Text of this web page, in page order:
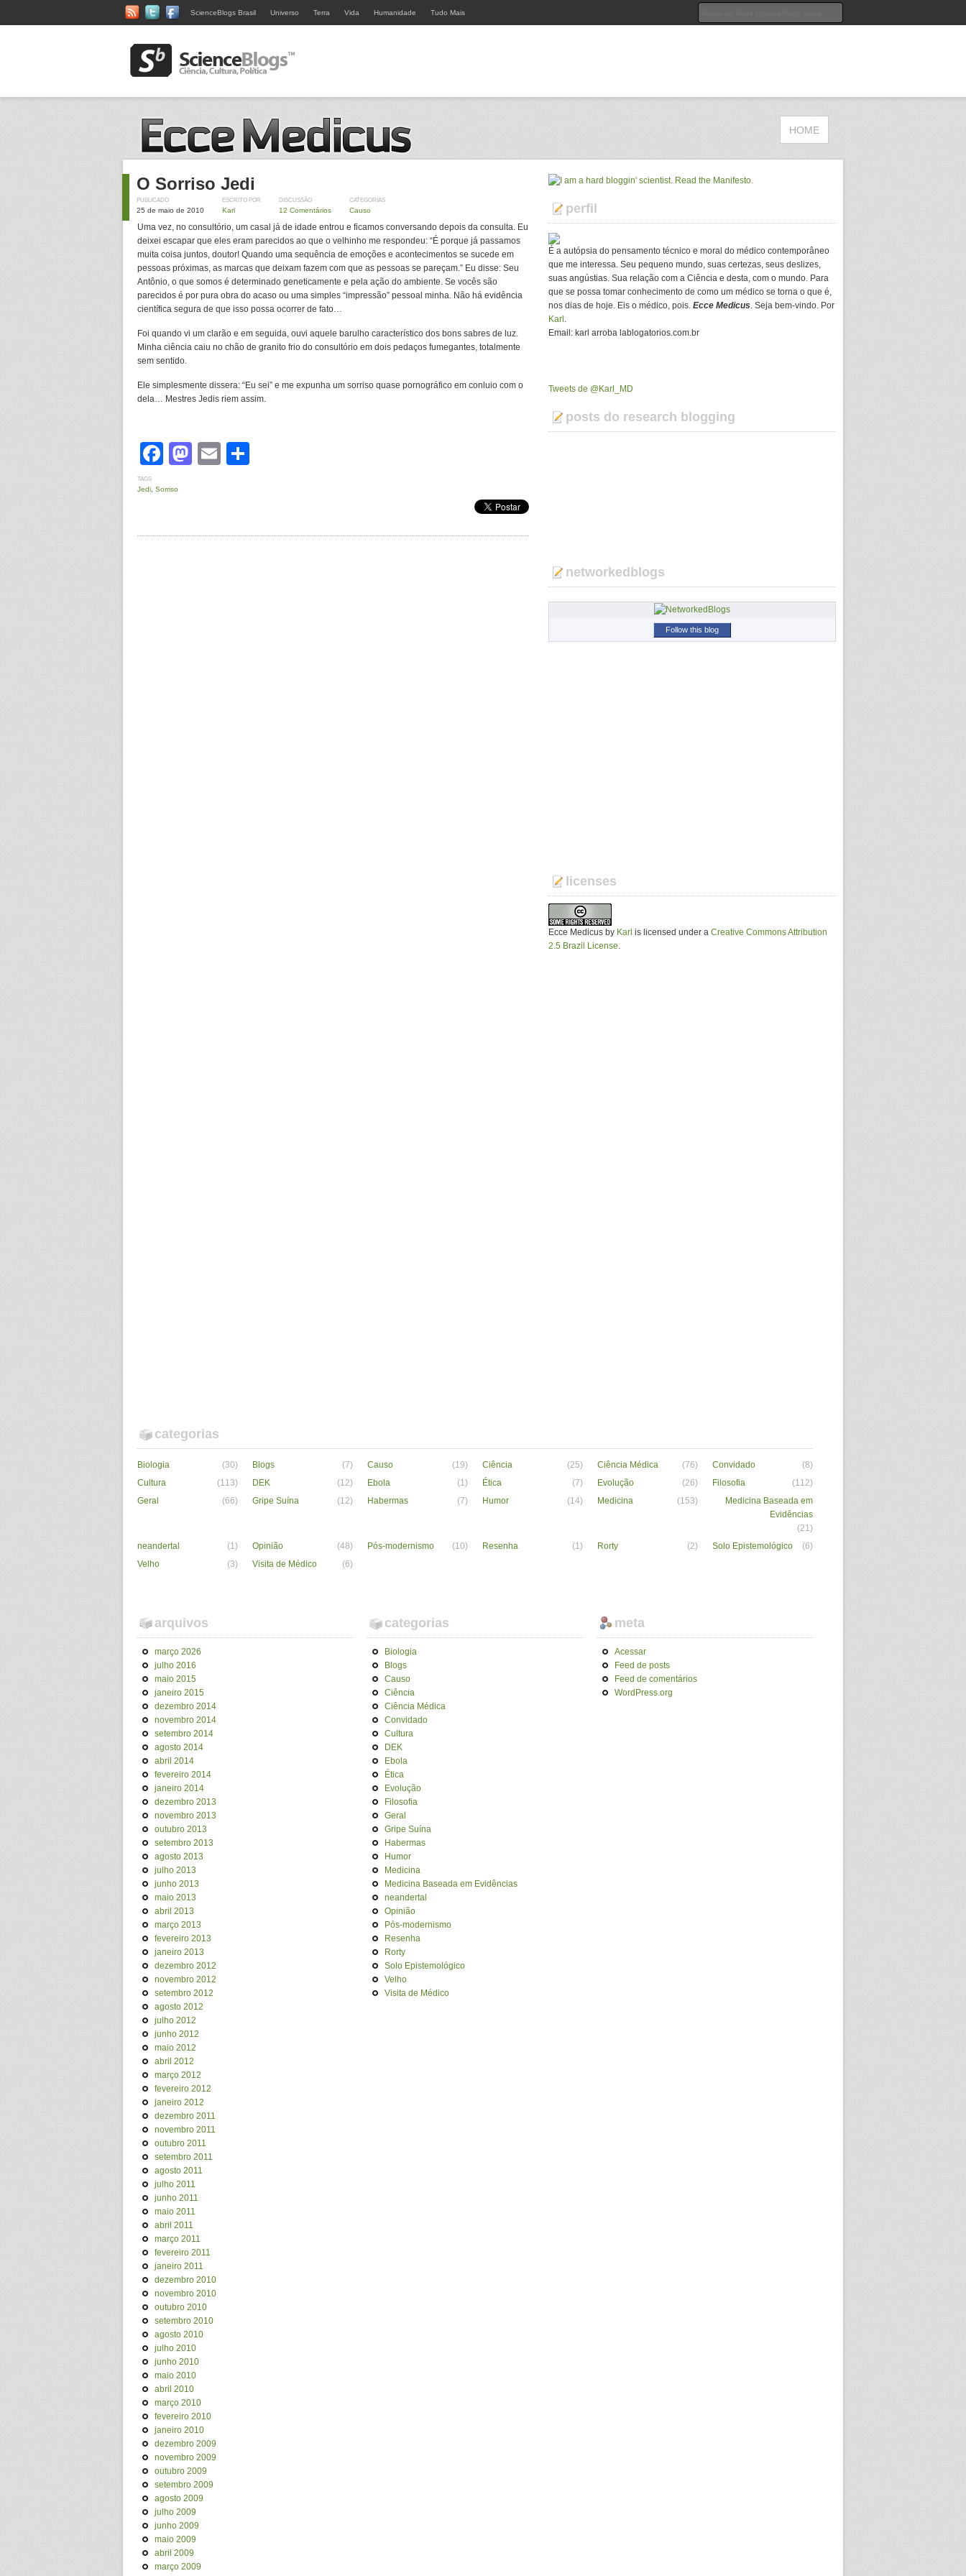
ScienceBlogs Brasil Universo Terra Vida Humanidade Tudo Mais
HOME
O Sorriso Jedi
PUBLICADO
25 de maio de 2010
ESCRITO POR
Karl
DISCUSSÃO
12 Comentários
CATEGORIAS
Causo
Uma vez, no consultório, um casal já de idade entrou e ficamos conversando depois da consulta. Eu
deixei escapar que eles eram parecidos ao que o velhinho me respondeu: “É porque já passamos
muita coisa juntos, doutor! Quando uma sequência de emoções e acontecimentos se sucede em
pessoas próximas, as marcas que deixam fazem com que as pessoas se pareçam.” Eu disse: Seu
Antônio, o que somos é determinado geneticamente e pela ação do ambiente. Se vocês são
parecidos é por pura obra do acaso ou uma simples “impressão” pessoal minha. Não há evidência
científica segura de que isso possa ocorrer de fato…
Foi quando vi um clarão e em seguida, ouvi aquele barulho característico dos bons sabres de luz.
Minha ciência caiu no chão de granito frio do consultório em dois pedaços fumegantes, totalmente
sem sentido.
Ele simplesmente dissera: “Eu sei” e me expunha um sorriso quase pornográfico em conluio com o
dela… Mestres Jedis riem assim.
Facebook
Mastodon
Email
TAGS
Jedi Sorriso
perfil
É a autópsia do pensamento técnico e moral do médico contemporâneo
que me interessa. Seu pequeno mundo, suas certezas, seus deslizes,
suas angústias. Sua relação com a Ciência e desta, com o mundo. Para
que se possa tomar conhecimento de como um médico se torna o que é,
nos dias de hoje. Eis o médico, pois. Ecce Medicus. Seja bem-vindo. Por
Karl .
Email: karl arroba lablogatorios.com.br
Tweets de @Karl_MD
posts do research blogging
networkedblogs
Follow this blog
licenses
Ecce Medicus by Karl is licensed under a Creative Commons Attribution
2.5 Brazil License.
categorias
Biologia (30) Blogs (7) Causo (19) Ciência (25) Ciência Médica (76) Convidado
(8)
Cultura
(113) DEK (12) Ebola (1) Ética (7) Evolução (26) Filosofia
(112)
Geral
(66) Gripe Suína (12) Habermas (7) Humor (14) Medicina (153)
Medicina Baseada em
Evidências
(21)
neandertal
(1) Opinião (48) Pós-modernismo (10) Resenha (1) Rorty (2) Solo Epistemológico
(6)
Velho
(3) Visita de Médico (6)
arquivos
março 2026
julho 2016
maio 2015
janeiro 2015
dezembro 2014
novembro 2014
setembro 2014
agosto 2014
abril 2014
fevereiro 2014
janeiro 2014
dezembro 2013
novembro 2013
outubro 2013
setembro 2013
agosto 2013
julho 2013
junho 2013
maio 2013
abril 2013
março 2013
fevereiro 2013
janeiro 2013
dezembro 2012
novembro 2012
setembro 2012
agosto 2012
julho 2012
junho 2012
maio 2012
abril 2012
março 2012
fevereiro 2012
janeiro 2012
dezembro 2011
novembro 2011
outubro 2011
setembro 2011
agosto 2011
julho 2011
junho 2011
maio 2011
abril 2011
março 2011
fevereiro 2011
janeiro 2011
dezembro 2010
novembro 2010
outubro 2010
setembro 2010
agosto 2010
julho 2010
junho 2010
maio 2010
abril 2010
março 2010
fevereiro 2010
janeiro 2010
dezembro 2009
novembro 2009
outubro 2009
setembro 2009
agosto 2009
julho 2009
junho 2009
maio 2009
abril 2009
março 2009
categorias
Biologia
Blogs
Causo
Ciência
Ciência Médica
Convidado
Cultura
DEK
Ebola
Ética
Evolução
Filosofia
Geral
Gripe Suína
Habermas
Humor
Medicina
Medicina Baseada em Evidências
neandertal
Opinião
Pós-modernismo
Resenha
Rorty
Solo Epistemológico
Velho
Visita de Médico
meta
Acessar
Feed de posts
Feed de comentários
WordPress.org